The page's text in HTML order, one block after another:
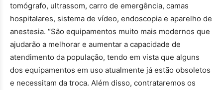
tomógrafo, ultrassom, carro de emergência, camas
hospitalares, sistema de vídeo, endoscopia e aparelho de
anestesia. “São equipamentos muito mais modernos que
ajudarão a melhorar e aumentar a capacidade de
atendimento da população, tendo em vista que alguns
dos equipamentos em uso atualmente já estão obsoletos
e necessitam da troca. Além disso, contrataremos os